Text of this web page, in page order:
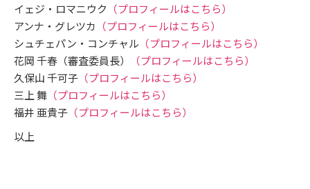
イェジ・ロマニウク （プロフィールはこちら）
アンナ・グレツカ （プロフィールはこちら）
シュチェパン・コンチャル （プロフィールはこちら）
花岡 千春（審査委員長）
（プロフィールはこちら）
久保山 千可子（プロフィールはこちら）
三上 舞（プロフィールはこちら）
福井 亜貴子（プロフィールはこちら）
以上